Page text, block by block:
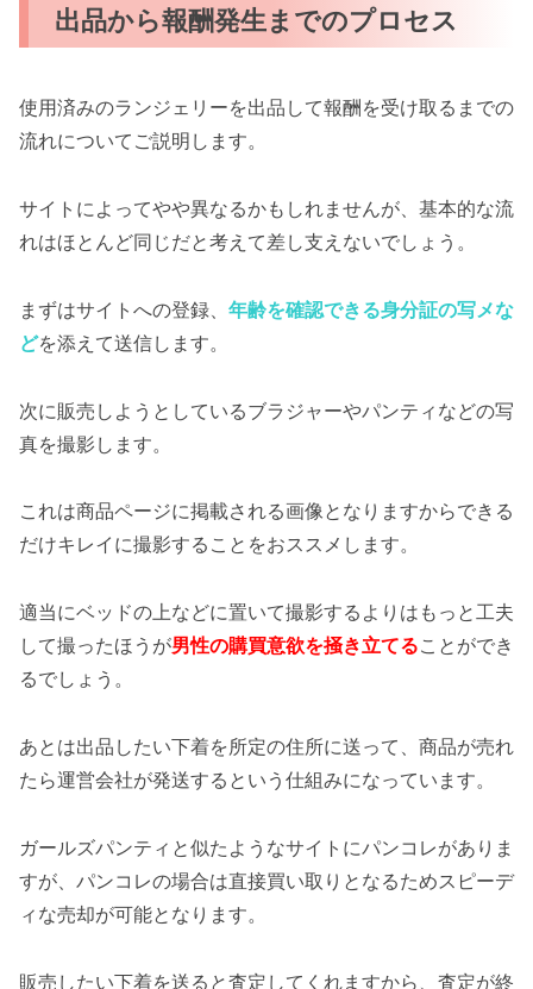
出品から報酬発生までのプロセス
使用済みのランジェリーを出品して報酬を受け取るまでの
流れについてご説明します。
サイトによってやや異なるかもしれませんが、基本的な流
れはほとんど同じだと考えて差し支えないでしょう。
まずはサイトへの登録、 年齢を確認できる身分証の写メな
どを添えて送信します。
次に販売しようとしているブラジャーやパンティなどの写
真を撮影します。
これは商品ページに掲載される画像となりますからできる
だけキレイに撮影することをおススメします。
適当にベッドの上などに置いて撮影するよりはもっと工夫
して撮ったほうが男性の購買意欲を掻き立てることができ
るでしょう。
あとは出品したい下着を所定の住所に送って、商品が売れ
たら運営会社が発送するという仕組みになっています。
ガールズパンティと似たようなサイトにパンコレがありま
すが、パンコレの場合は直接買い取りとなるためスピーデ
ィな売却が可能となります。
販売したい下着を送ると査定してくれますから、査定が終